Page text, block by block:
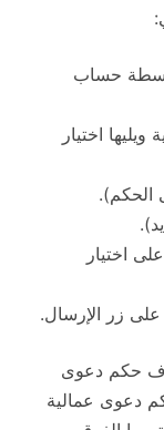
حساب
اختيار
الحكم).
اختيار
زر الإرسال.
حكم دعوى
دعوى عمالية